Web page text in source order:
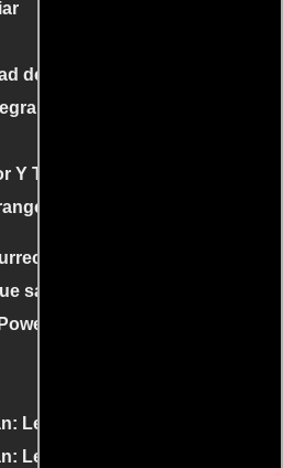
de la nieve
Wakanda por siempre
Y Trueno
en el multiverso de la
salvó la Navidad
Lejos de casa
Lejos de casa